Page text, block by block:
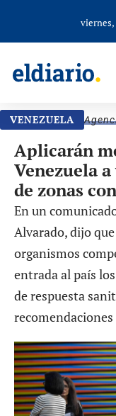
viernes,
VENEZUELA
Aplicarán
Venezuela
de zonas
En un
Alvarado, dijo
organismos
entrada al país
de respuesta